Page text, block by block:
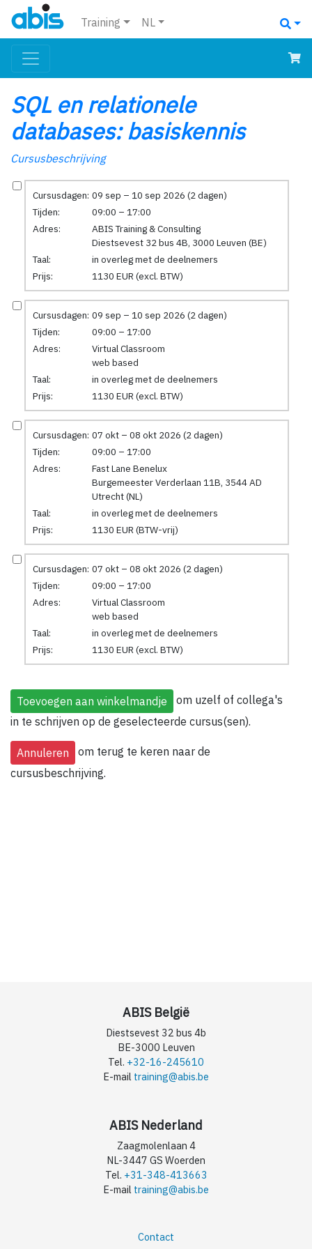
Training NL
SQL en relationele
databases: basiskennis
Cursusbeschrijving
Cursusdagen: 09 sep – 10 sep 2026 (2 dagen)
Tijden:
09:00 – 17:00
Adres:
ABIS Training & Consulting
Diestsevest 32 bus 4B, 3000 Leuven (BE)
Taal:
in overleg met de deelnemers
Prijs:
1130 EUR (excl. BTW)
Cursusdagen: 09 sep – 10 sep 2026 (2 dagen)
Tijden:
09:00 – 17:00
Adres:
Virtual Classroom
web based
Taal:
in overleg met de deelnemers
Prijs:
1130 EUR (excl. BTW)
Cursusdagen: 07 okt – 08 okt 2026 (2 dagen)
Tijden:
09:00 – 17:00
Adres:
Fast Lane Benelux
Burgemeester Verderlaan 11B, 3544 AD
Utrecht (NL)
Taal:
in overleg met de deelnemers
Prijs:
1130 EUR (BTW-vrij)
Cursusdagen: 07 okt – 08 okt 2026 (2 dagen)
Tijden:
09:00 – 17:00
Adres:
Virtual Classroom
web based
Taal:
in overleg met de deelnemers
Prijs:
1130 EUR (excl. BTW)
om uzelf of collega's
in te schrijven op de geselecteerde cursus(sen).
om terug te keren naar de
cursusbeschrijving.
ABIS België
Diestsevest 32 bus 4b
BE-3000 Leuven
Tel. +32-16-245610
E-mail training@abis.be
ABIS Nederland
Zaagmolenlaan 4
NL-3447 GS Woerden
Tel. +31-348-413663
E-mail training@abis.be
Contact